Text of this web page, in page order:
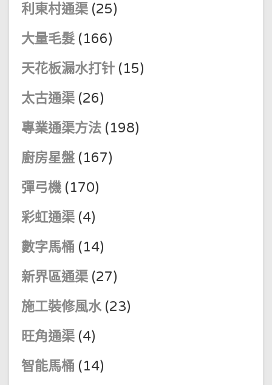
利東村通渠 (25)
大量毛髮 (166)
天花板漏水打针 (15)
太古通渠 (26)
專業通渠方法 (198)
廚房星盤 (167)
彈弓機 (170)
彩虹通渠 (4)
數字馬桶 (14)
新界區通渠 (27)
施工裝修風水(23)
旺角通渠 (4)
智能馬桶 (14)